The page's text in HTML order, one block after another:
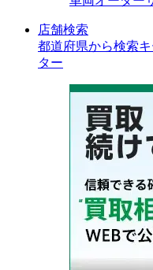
店舗検索
都道府県から検索
ター